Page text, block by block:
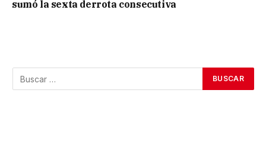
sumó la sexta derrota consecutiva